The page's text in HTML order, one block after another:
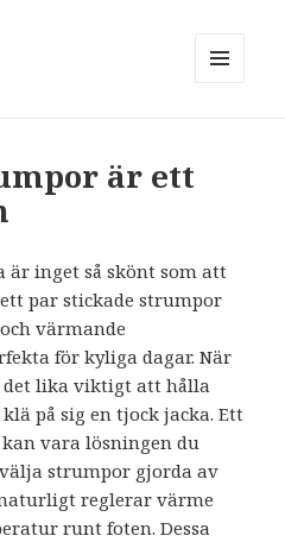
är ett
är inget så skönt som att
par stickade strumpor
värmande
för kyliga dagar. När
lika viktigt att hålla
på sig en tjock jacka. Ett
kan vara lösningen du
strumpor gjorda av
reglerar värme
runt foten. Dessa